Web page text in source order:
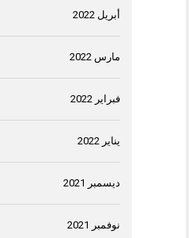
أبريل 2022
مارس 2022
فبراير 2022
يناير 2022
ديسمبر 2021
نوفمبر 2021